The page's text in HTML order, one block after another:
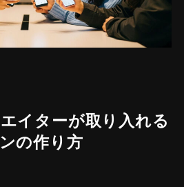
イターが取り入れる
の作り方